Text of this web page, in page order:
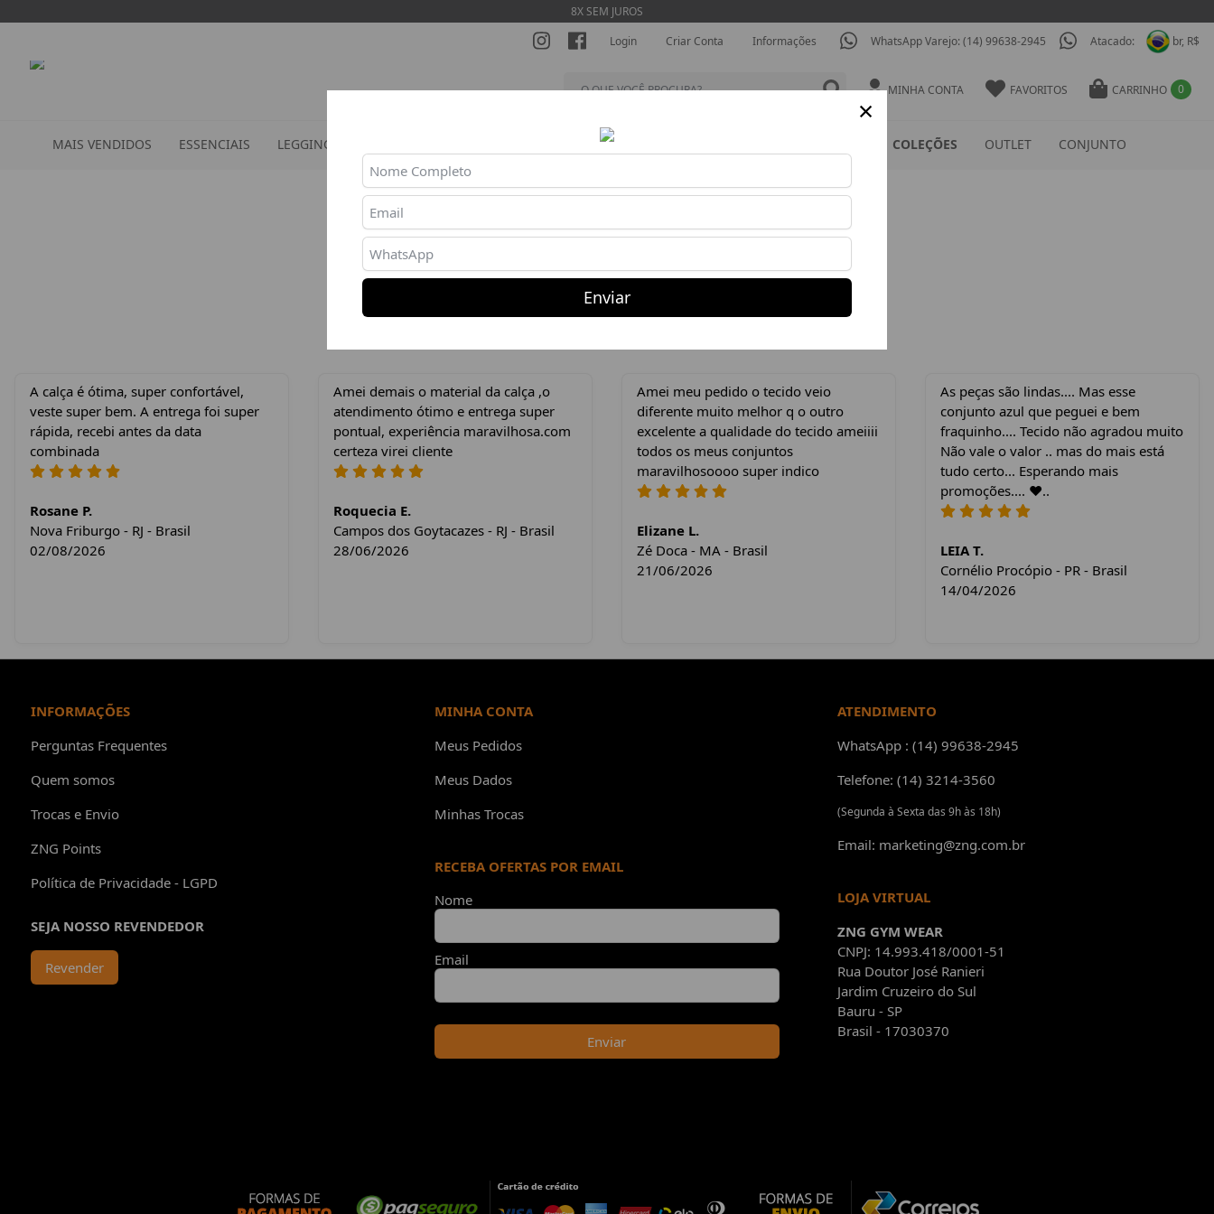
8X SEM JUROS
br, R$
Atacado:
WhatsApp Varejo: (14) 99638-2945
Informações
Criar Conta
Login
CARRINHO 0
FAVORITOS
MINHA CONTA
MAIS VENDIDOS ESSENCIAIS LEGGINGS BLUSAS COLEÇÕES OUTLET CONJUNTO
Produto indisponível ou esgotado
A calça é ótima, super confortável,
veste super bem. A entrega foi super
rápida, recebi antes da data
combinada
Rosane P.
Nova Friburgo - RJ - Brasil
02/08/2026
Amei demais o material da calça ,o
atendimento ótimo e entrega super
pontual, experiência maravilhosa.com
certeza virei cliente
Roquecia E.
Campos dos Goytacazes - RJ - Brasil
28/06/2026
Amei meu pedido o tecido veio
diferente muito melhor q o outro
excelente a qualidade do tecido ameiiii
todos os meus conjuntos
maravilhosoooo super indico
Elizane L.
Zé Doca - MA - Brasil
21/06/2026
As peças são lindas.... Mas esse
conjunto azul que peguei e bem
fraquinho.... Tecido não agradou muito
Não vale o valor .. mas do mais está
tudo certo... Esperando mais
promoções.... ❤️..
LEIA T.
Cornélio Procópio - PR - Brasil
14/04/2026
INFORMAÇÕES
Perguntas Frequentes
Quem somos
Trocas e Envio
ZNG Points
Política de Privacidade - LGPD
SEJA NOSSO REVENDEDOR
Revender
MINHA CONTA
Meus Pedidos
Meus Dados
Minhas Trocas
RECEBA OFERTAS POR EMAIL
Nome
Email
Enviar
ATENDIMENTO
WhatsApp : (14) 99638-2945
Telefone: (14) 3214-3560
(Segunda à Sexta das 9h às 18h)
Email: marketing@zng.com.br
LOJA VIRTUAL
ZNG GYM WEAR
CNPJ: 14.993.418/0001-51
Rua Doutor José Ranieri
Jardim Cruzeiro do Sul
Bauru - SP
Brasil - 17030370
×
Enviar